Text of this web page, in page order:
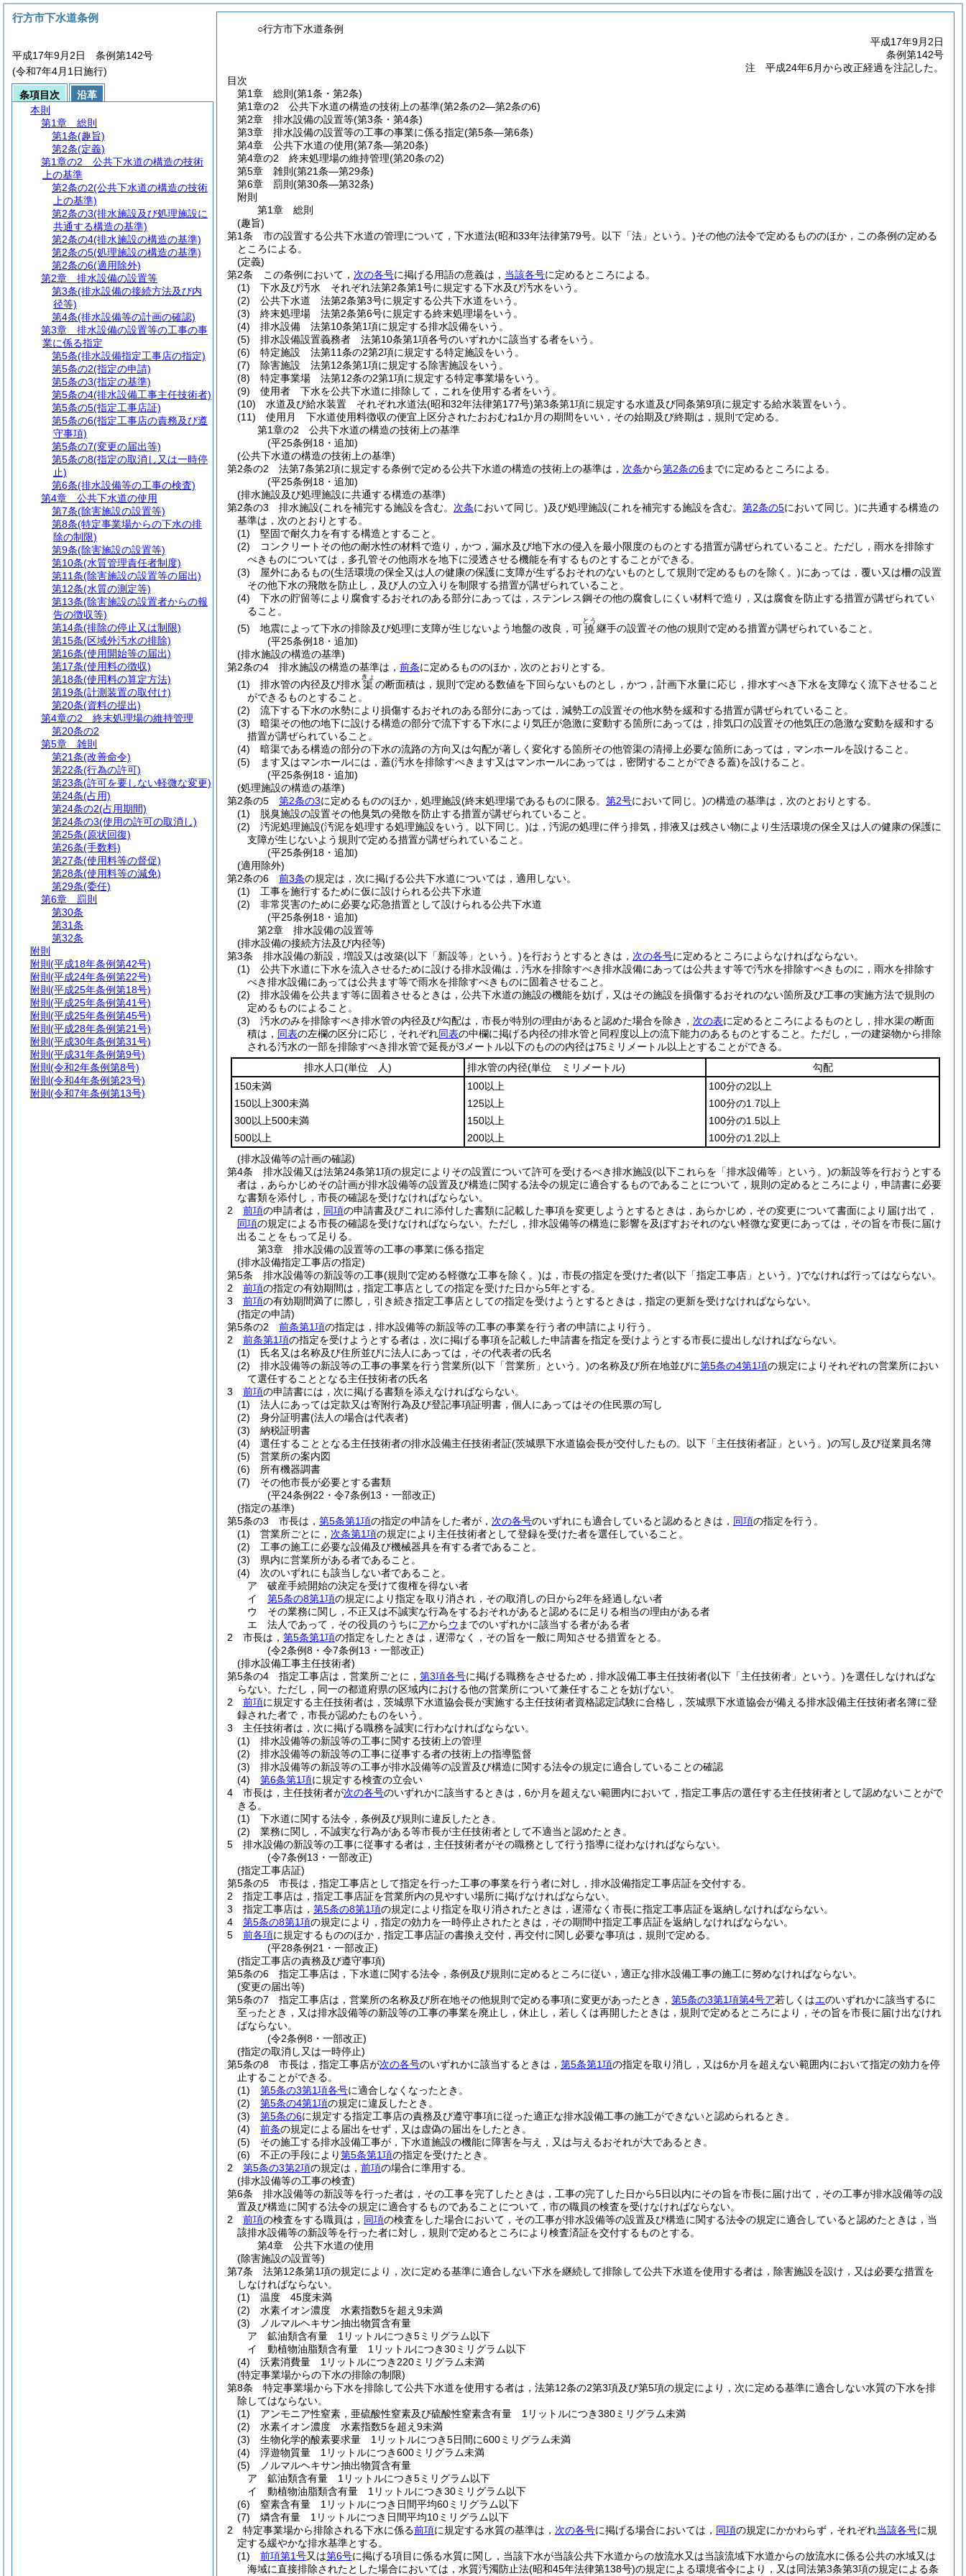
○行方市下水道条例
平成17年9月2日
条例第142号
注 平成24年6月から改正経過を注記した。
目次
第1章
総則 (第1条・第2条)
第1章の2
公共下水道の構造の技術上の基準(第2条の2―第2条の6)
第2章
排水設備の設置等(第3条・第4条)
第3章
排水設備の設置等の工事の事業に係る指定(第5条―第6条)
第4章
公共下水道の使用(第7条―第20条)
第4章の2
終末処理場の維持管理(第20条の2)
第5章
雑則 (第21条―第29条)
第6章
罰則 (第30条―第32条)
附則
第1章
総則
(趣旨)
第1条
市の設置する公共下水道の管理について，下水道法(昭和33年法律第79号。以下「法」という。)その他の法令で定めるもののほか，この条例の定める
ところによる。
(定義)
第2条
この条例において， 次の各号に掲げる用語の意義は， 当該各号に定めるところによる。
(1)
下水及び汚水 それぞれ法第2条第1号に規定する下水及び汚水をいう。
(2)
公共下水道 法第2条第3号に規定する公共下水道をいう。
(3)
終末処理場 法第2条第6号に規定する終末処理場をいう。
(4)
排水設備 法第10条第1項に規定する排水設備をいう。
(5)
排水設備設置義務者 法第10条第1項各号のいずれかに該当する者をいう。
(6)
特定施設 法第11条の2第2項に規定する特定施設をいう。
(7)
除害施設 法第12条第1項に規定する除害施設をいう。
(8)
特定事業場 法第12条の2第1項に規定する特定事業場をいう。
(9)
使用者 下水を公共下水道に排除して，これを使用する者をいう。
(10)
水道及び給水装置 それぞれ水道法(昭和32年法律第177号)第3条第1項に規定する水道及び同条第9項に規定する給水装置をいう。
(11)
使用月 下水道使用料徴収の便宜上区分されたおおむね1か月の期間をいい，その始期及び終期は，規則で定める。
第1章の2
公共下水道の構造の技術上の基準
(平25条例18・追加)
(公共下水道の構造の技術上の基準)
第2条の2
法第7条第2項に規定する条例で定める公共下水道の構造の技術上の基準は， 次条から第2条の6までに定めるところによる。
(平25条例18・追加)
(排水施設及び処理施設に共通する構造の基準)
第2条の3
排水施設(これを補完する施設を含む。 次条において同じ。)及び処理施設(これを補完する施設を含む。 第2条の5において同じ。)に共通する構造の
基準は，次のとおりとする。
(1)
堅固で耐久力を有する構造とすること。
(2)
コンクリートその他の耐水性の材料で造り，かつ，漏水及び地下水の侵入を最小限度のものとする措置が講ぜられていること。 ただし，雨水を排除す
べきものについては，多孔管その他雨水を地下に浸透させる機能を有するものとすることができる。
(3)
屋外にあるもの(生活環境の保全又は人の健康の保護に支障が生ずるおそれのないものとして規則で定めるものを除く。)にあっては，覆い又は柵の設置
その他下水の飛散を防止し，及び人の立入りを制限する措置が講ぜられていること。
(4)
下水の貯留等により腐食するおそれのある部分にあっては，ステンレス鋼その他の腐食しにくい材料で造り，又は腐食を防止する措置が講ぜられてい
ること。
(5)
地震によって下水の排除及び処理に支障が生じないよう地盤の改良，可撓
とう
継手の設置その他の規則で定める措置が講ぜられていること。
(平25条例18・追加)
(排水施設の構造の基準)
第2条の4
排水施設の構造の基準は， 前条に定めるもののほか，次のとおりとする。
(1)
排水管の内径及び排水 渠
きょ
の断面積は，規則で定める数値を下回らないものとし，かつ，計画下水量に応じ，排水すべき下水を支障なく流下させること
ができるものとすること。
(2)
流下する下水の水勢により損傷するおそれのある部分にあっては，減勢工の設置その他水勢を緩和する措置が講ぜられていること。
(3)
暗渠その他の地下に設ける構造の部分で流下する下水により気圧が急激に変動する箇所にあっては，排気口の設置その他気圧の急激な変動を緩和する
措置が講ぜられていること。
(4)
暗渠である構造の部分の下水の流路の方向又は勾配が著しく変化する箇所その他管渠の清掃上必要な箇所にあっては，マンホールを設けること。
(5)
ます又はマンホールには，蓋(汚水を排除すべきます又はマンホールにあっては，密閉することができる蓋)を設けること。
(平25条例18・追加)
(処理施設の構造の基準)
第2条の5
第2条の3に定めるもののほか，処理施設(終末処理場であるものに限る。 第2号において同じ。)の構造の基準は，次のとおりとする。
(1)
脱臭施設の設置その他臭気の発散を防止する措置が講ぜられていること。
(2)
汚泥処理施設(汚泥を処理する処理施設をいう。以下同じ。)は，汚泥の処理に伴う排気，排液又は残さい物により生活環境の保全又は人の健康の保護に
支障が生じないよう規則で定める措置が講ぜられていること。
(平25条例18・追加)
(適用除外)
第2条の6
前3条の規定は，次に掲げる公共下水道については，適用しない。
(1)
工事を施行するために仮に設けられる公共下水道
(2)
非常災害のために必要な応急措置として設けられる公共下水道
(平25条例18・追加)
第2章
排水設備の設置等
(排水設備の接続方法及び内径等)
第3条
排水設備の新設，増設又は改築(以下「新設等」という。)を行おうとするときは， 次の各号に定めるところによらなければならない。
(1)
公共下水道に下水を流入させるために設ける排水設備は，汚水を排除すべき排水設備にあっては公共ます等で汚水を排除すべきものに，雨水を排除す
べき排水設備にあっては公共ます等で雨水を排除すべきものに固着させること。
(2)
排水設備を公共ます等に固着させるときは，公共下水道の施設の機能を妨げ，又はその施設を損傷するおそれのない箇所及び工事の実施方法で規則の
定めるものによること。
(3)
汚水のみを排除すべき排水管の内径及び勾配は，市長が特別の理由があると認めた場合を除き， 次の表に定めるところによるものとし，排水渠の断面
積は， 同表の左欄の区分に応じ，それぞれ同表の中欄に掲げる内径の排水管と同程度以上の流下能力のあるものとすること。 ただし，一の建築物から排除
される汚水の一部を排除すべき排水管で延長が3メートル以下のものの内径は75ミリメートル以上とすることができる。
排水人口(単位 人) 排水管の内径(単位 ミリメートル)
勾配
150未満
100以上
100分の2以上
150以上300未満
125以上
100分の1.7以上
300以上500未満
150以上
100分の1.5以上
500以上
200以上
100分の1.2以上
(排水設備等の計画の確認)
第4条
排水設備又は法第24条第1項の規定によりその設置について許可を受けるべき排水施設(以下これらを「排水設備等」という。)の新設等を行おうとする
者は，あらかじめその計画が排水設備等の設置及び構造に関する法令の規定に適合するものであることについて，規則の定めるところにより，申請書に必要
な書類を添付し，市長の確認を受けなければならない。
2
前項の申請者は， 同項の申請書及びこれに添付した書類に記載した事項を変更しようとするときは，あらかじめ，その変更について書面により届け出て，
同項の規定による市長の確認を受けなければならない。 ただし，排水設備等の構造に影響を及ぼすおそれのない軽微な変更にあっては，その旨を市長に届け
出ることをもって足りる。
第3章
排水設備の設置等の工事の事業に係る指定
(排水設備指定工事店の指定)
第5条
排水設備等の新設等の工事(規則で定める軽微な工事を除く。)は，市長の指定を受けた者(以下「指定工事店」という。)でなければ行ってはならない。
2
前項の指定の有効期間は，指定工事店としての指定を受けた日から5年とする。
3
前項の有効期間満了に際し，引き続き指定工事店としての指定を受けようとするときは，指定の更新を受けなければならない。
(指定の申請)
第5条の2
前条第1項の指定は，排水設備等の新設等の工事の事業を行う者の申請により行う。
2
前条第1項の指定を受けようとする者は，次に掲げる事項を記載した申請書を指定を受けようとする市長に提出しなければならない。
(1)
氏名又は名称及び住所並びに法人にあっては，その代表者の氏名
(2)
排水設備等の新設等の工事の事業を行う営業所(以下「営業所」という。)の名称及び所在地並びに第5条の4第1項の規定によりそれぞれの営業所におい
て選任することとなる主任技術者の氏名
3
前項の申請書には，次に掲げる書類を添えなければならない。
(1)
法人にあっては定款又は寄附行為及び登記事項証明書，個人にあってはその住民票の写し
(2)
身分証明書(法人の場合は代表者)
(3)
納税証明書
(4)
選任することとなる主任技術者の排水設備主任技術者証(茨城県下水道協会長が交付したもの。以下「主任技術者証」という。)の写し及び従業員名簿
(5)
営業所の案内図
(6)
所有機器調書
(7)
その他市長が必要とする書類
(平24条例22・令7条例13・一部改正)
(指定の基準)
第5条の3
市長は， 第5条第1項の指定の申請をした者が， 次の各号のいずれにも適合していると認めるときは， 同項の指定を行う。
(1)
営業所ごとに， 次条第1項の規定により主任技術者として登録を受けた者を選任していること。
(2)
工事の施工に必要な設備及び機械器具を有する者であること。
(3)
県内に営業所がある者であること。
(4)
次のいずれにも該当しない者であること。
ア
破産手続開始の決定を受けて復権を得ない者
イ
第5条の8第1項の規定により指定を取り消され，その取消しの日から2年を経過しない者
ウ
その業務に関し，不正又は不誠実な行為をするおそれがあると認めるに足りる相当の理由がある者
エ
法人であって，その役員のうちにアからウ までのいずれかに該当する者がある者
2
市長は， 第5条第1項の指定をしたときは，遅滞なく，その旨を一般に周知させる措置をとる。
(令2条例8・令7条例13・一部改正)
(排水設備工事主任技術者)
第5条の4
指定工事店は，営業所ごとに， 第3項各号に掲げる職務をさせるため，排水設備工事主任技術者(以下「主任技術者」という。)を選任しなければな
らない。 ただし，同一の都道府県の区域内における他の営業所について兼任することを妨げない。
2
前項に規定する主任技術者は，茨城県下水道協会長が実施する主任技術者資格認定試験に合格し，茨城県下水道協会が備える排水設備主任技術者名簿に登
録された者で，市長が認めたものをいう。
3
主任技術者は，次に掲げる職務を誠実に行わなければならない。
(1)
排水設備等の新設等の工事に関する技術上の管理
(2)
排水設備等の新設等の工事に従事する者の技術上の指導監督
(3)
排水設備等の新設等の工事が排水設備等の設置及び構造に関する法令の規定に適合していることの確認
(4)
第6条第1項に規定する検査の立会い
4
市長は，主任技術者が次の各号のいずれかに該当するときは，6か月を超えない範囲内において，指定工事店の選任する主任技術者として認めないことがで
きる。
(1)
下水道に関する法令，条例及び規則に違反したとき。
(2)
業務に関し，不誠実な行為がある等市長が主任技術者として不適当と認めたとき。
5
排水設備の新設等の工事に従事する者は，主任技術者がその職務として行う指導に従わなければならない。
(令7条例13・一部改正)
(指定工事店証)
第5条の5
市長は，指定工事店として指定を行った工事の事業を行う者に対し，排水設備指定工事店証を交付する。
2
指定工事店は，指定工事店証を営業所内の見やすい場所に掲げなければならない。
3
指定工事店は， 第5条の8第1項の規定により指定を取り消されたときは，遅滞なく市長に指定工事店証を返納しなければならない。
4
第5条の8第1項の規定により，指定の効力を一時停止されたときは，その期間中指定工事店証を返納しなければならない。
5
前各項に規定するもののほか，指定工事店証の書換え交付，再交付に関し必要な事項は，規則で定める。
(平28条例21・一部改正)
(指定工事店の責務及び遵守事項)
第5条の6
指定工事店は，下水道に関する法令，条例及び規則に定めるところに従い，適正な排水設備工事の施工に努めなければならない。
(変更の届出等)
第5条の7
指定工事店は，営業所の名称及び所在地その他規則で定める事項に変更があったとき， 第5条の3第1項第4号ア若しくはエのいずれかに該当するに
至ったとき，又は排水設備等の新設等の工事の事業を廃止し，休止し，若しくは再開したときは，規則で定めるところにより，その旨を市長に届け出なけれ
ばならない。
(令2条例8・一部改正)
(指定の取消し又は一時停止)
第5条の8
市長は，指定工事店が次の各号のいずれかに該当するときは， 第5条第1項の指定を取り消し，又は6か月を超えない範囲内において指定の効力を停
止することができる。
(1)
第5条の3第1項各号に適合しなくなったとき。
(2)
第5条の4第1項の規定に違反したとき。
(3)
第5条の6に規定する指定工事店の責務及び遵守事項に従った適正な排水設備工事の施工ができないと認められるとき。
(4)
前条の規定による届出をせず，又は虚偽の届出をしたとき。
(5)
その施工する排水設備工事が，下水道施設の機能に障害を与え，又は与えるおそれが大であるとき。
(6)
不正の手段により第5条第1項の指定を受けたとき。
2
第5条の3第2項の規定は， 前項の場合に準用する。
(排水設備等の工事の検査)
第6条
排水設備等の新設等を行った者は，その工事を完了したときは，工事の完了した日から5日以内にその旨を市長に届け出て，その工事が排水設備等の設
置及び構造に関する法令の規定に適合するものであることについて，市の職員の検査を受けなければならない。
2
前項の検査をする職員は， 同項の検査をした場合において，その工事が排水設備等の設置及び構造に関する法令の規定に適合していると認めたときは，当
該排水設備等の新設等を行った者に対し，規則で定めるところにより検査済証を交付するものとする。
第4章
公共下水道の使用
(除害施設の設置等)
第7条
法第12条第1項の規定により，次に定める基準に適合しない下水を継続して排除して公共下水道を使用する者は，除害施設を設け，又は必要な措置を
しなければならない。
(1)
温度 45度未満
(2)
水素イオン濃度 水素指数5を超え9未満
(3)
ノルマルヘキサン抽出物質含有量
ア
鉱油類含有量 1リットルにつき5ミリグラム以下
イ
動植物油脂類含有量 1リットルにつき30ミリグラム以下
(4)
沃素消費量 1リットルにつき220ミリグラム未満
(特定事業場からの下水の排除の制限)
第8条
特定事業場から下水を排除して公共下水道を使用する者は，法第12条の2第3項及び第5項の規定により，次に定める基準に適合しない水質の下水を排
除してはならない。
(1)
アンモニア性窒素，亜硫酸性窒素及び硫酸性窒素含有量 1リットルにつき380ミリグラム未満
(2)
水素イオン濃度 水素指数5を超え9未満
(3)
生物化学的酸素要求量 1リットルにつき5日間に600ミリグラム未満
(4)
浮遊物質量 1リットルにつき600ミリグラム未満
(5)
ノルマルヘキサン抽出物質含有量
ア
鉱油類含有量 1リットルにつき5ミリグラム以下
イ
動植物油脂類含有量 1リットルにつき30ミリグラム以下
(6)
窒素含有量 1リットルにつき日間平均60ミリグラム以下
(7)
燐含有量 1リットルにつき日間平均10ミリグラム以下
2
特定事業場から排除される下水に係る前項に規定する水質の基準は， 次の各号に掲げる場合においては， 同項の規定にかかわらず，それぞれ当該各号に規
定する緩やかな排水基準とする。
(1)
前項第1号又は第6号に掲げる項目に係る水質に関し，当該下水が当該公共下水道からの放流水又は当該流域下水道からの放流水に係る公共の水域又は
海域に直接排除されたとした場合においては，水質汚濁防止法(昭和45年法律第138号)の規定による環境省令により，又は同法第3条第3項の規定による条
行方市下水道条例
平成17年9月2日 条例第142号
(令和7年4月1日施行)
条項目次
沿革
本則
第1章
総則
第1条(趣旨)
第2条(定義)
第1章の2
公共下水道の構造の技術
上の基準
第2条の2(公共下水道の構造の技術
上の基準)
第2条の3(排水施設及び処理施設に
共通する構造の基準)
第2条の4(排水施設の構造の基準)
第2条の5(処理施設の構造の基準)
第2条の6(適用除外)
第2章
排水設備の設置等
第3条(排水設備の接続方法及び内
径等)
第4条(排水設備等の計画の確認)
第3章
排水設備の設置等の工事の事
業に係る指定
第5条(排水設備指定工事店の指定)
第5条の2(指定の申請)
第5条の3(指定の基準)
第5条の4(排水設備工事主任技術者)
第5条の5(指定工事店証)
第5条の6(指定工事店の責務及び遵
守事項)
第5条の7(変更の届出等)
第5条の8(指定の取消し又は一時停
止)
第6条(排水設備等の工事の検査)
第4章
公共下水道の使用
第7条(除害施設の設置等)
第8条(特定事業場からの下水の排
除の制限)
第9条(除害施設の設置等)
第10条(水質管理責任者制度)
第11条(除害施設の設置等の届出)
第12条(水質の測定等)
第13条(除害施設の設置者からの報
告の徴収等)
第14条(排除の停止又は制限)
第15条(区域外汚水の排除)
第16条(使用開始等の届出)
第17条(使用料の徴収)
第18条(使用料の算定方法)
第19条(計測装置の取付け)
第20条(資料の提出)
第4章の2
終末処理場の維持管理
第20条の2
第5章
雑則
第21条(改善命令)
第22条(行為の許可)
第23条(許可を要しない軽微な変更)
第24条(占用)
第24条の2(占用期間)
第24条の3(使用の許可の取消し)
第25条(原状回復)
第26条(手数料)
第27条(使用料等の督促)
第28条(使用料等の減免)
第29条(委任)
第6章
罰則
第30条
第31条
第32条
附則
附則 (平成18年条例第42号)
附則 (平成24年条例第22号)
附則 (平成25年条例第18号)
附則 (平成25年条例第41号)
附則 (平成25年条例第45号)
附則 (平成28年条例第21号)
附則 (平成30年条例第31号)
附則 (平成31年条例第9号)
附則 (令和2年条例第8号)
附則 (令和4年条例第23号)
附則 (令和7年条例第13号)